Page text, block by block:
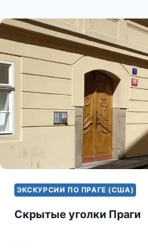
ЭКСКУРСИИ ПО ПРАГЕ (США)
Скрытые уголки Праги